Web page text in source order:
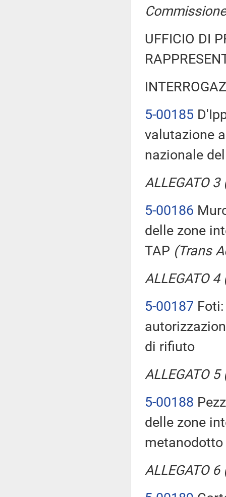
Commissione
UFFICIO DI
5-00185
valutazione
nazionale
ALLEGATO
5-00186
delle zone
TAP (Trans
ALLEGATO
5-00187
di rifiuto
ALLEGATO
5-00188
delle zone
ALLEGATO